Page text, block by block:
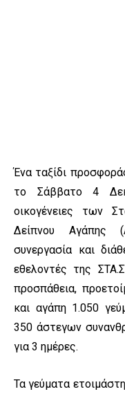
Ένα ταξίδι
το Σάββατο 4
οικογένειες των
Δείπνου Αγάπης
συνεργασία και
εθελοντές της
προσπάθεια,
και αγάπη 1.050
350 άστεγων
για 3 ημέρες.
Τα γεύματα